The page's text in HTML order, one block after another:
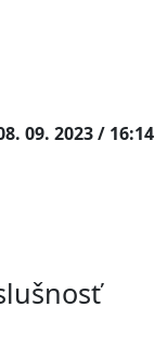
09. 2023 / 16:14